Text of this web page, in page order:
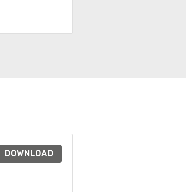
DOWNLOAD